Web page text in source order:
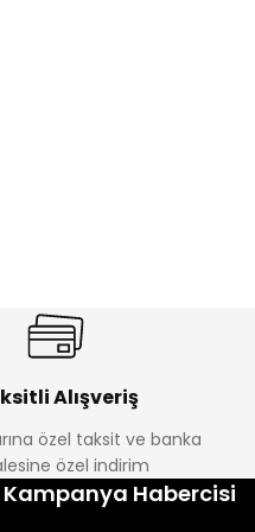
Tayt
Alışveriş
özel taksit ve banka
özel indirim
Kampanya Habercisi